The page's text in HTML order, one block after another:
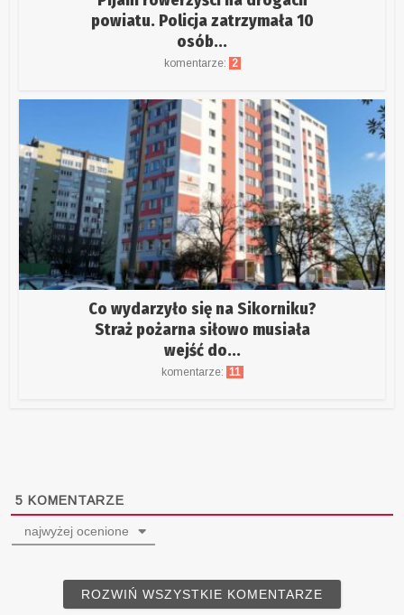
powiatu. Policja zatrzymała 10
osób...
komentarze: 2
Co wydarzyło się na Sikorniku?
Straż pożarna siłowo musiała
wejść do...
komentarze: 11
5 KOMENTARZE
najwyżej ocenione
ROZWIŃ WSZYSTKIE KOMENTARZE